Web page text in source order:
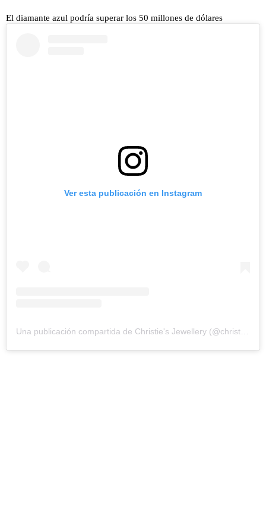
El diamante azul podría superar los 50 millones de dólares
Ver esta publicación en Instagram